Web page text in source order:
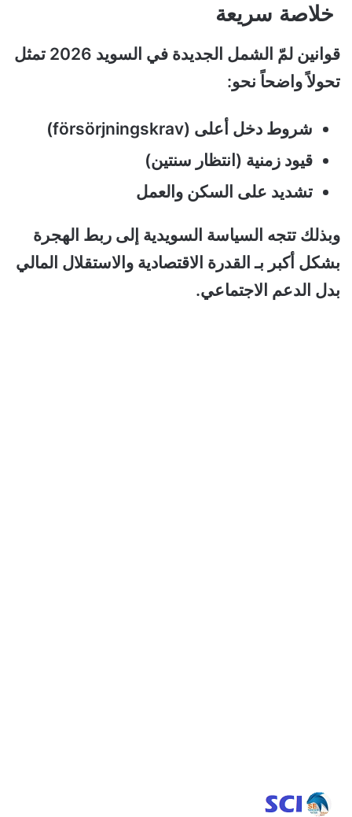
خلاصة سريعة
قوانين لمّ الشمل الجديدة في السويد 2026 تمثل
تحولاً واضحاً نحو:
شروط دخل أعلى (försörjningskrav)
قيود زمنية (انتظار سنتين)
تشديد على السكن والعمل
وبذلك تتجه السياسة السويدية إلى ربط الهجرة
بشكل أكبر بـ القدرة الاقتصادية والاستقلال المالي
بدل الدعم الاجتماعي.